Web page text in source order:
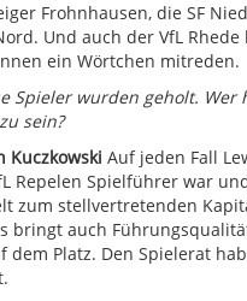
Frohnhausen, die SF
Und auch der VfL Rhede
ein Wörtchen mitreden.
Spieler wurden geholt. Wer
sein?
Kuczkowski Auf jeden Fall
Repelen Spielführer war
zum stellvertretenden
bringt auch
dem Platz. Den Spielerat